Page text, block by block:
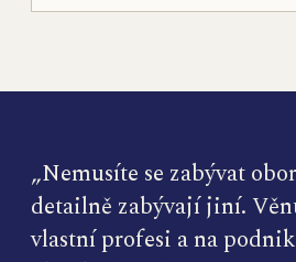
„Nemusíte se zabývat
detailně zabývají jiní.
vlastní profesi a na